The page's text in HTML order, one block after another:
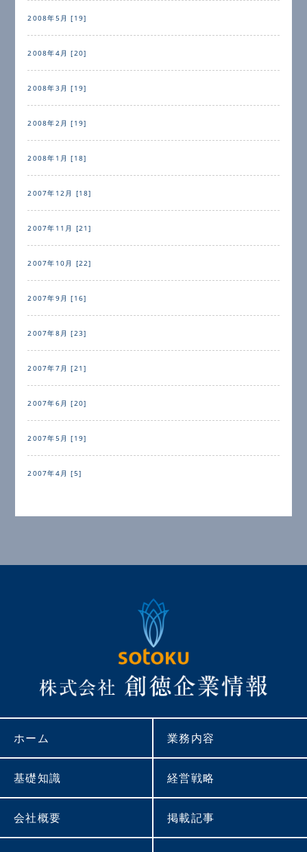
2008年5月 [19]
2008年4月 [20]
2008年3月 [19]
2008年2月 [19]
2008年1月 [18]
2007年12月 [18]
2007年11月 [21]
2007年10月 [22]
2007年9月 [16]
2007年8月 [23]
2007年7月 [21]
2007年6月 [20]
2007年5月 [19]
2007年4月 [5]
ホーム 業務内容
基礎知識 経営戦略
会社概要 掲載記事